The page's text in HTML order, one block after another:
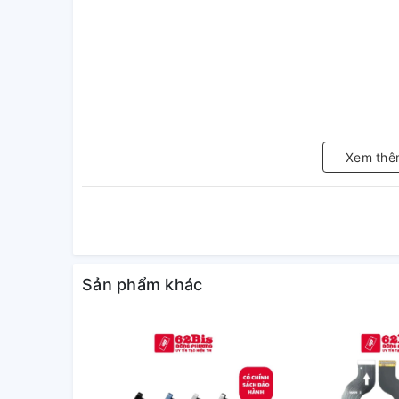
Xem
Sản phẩm khác